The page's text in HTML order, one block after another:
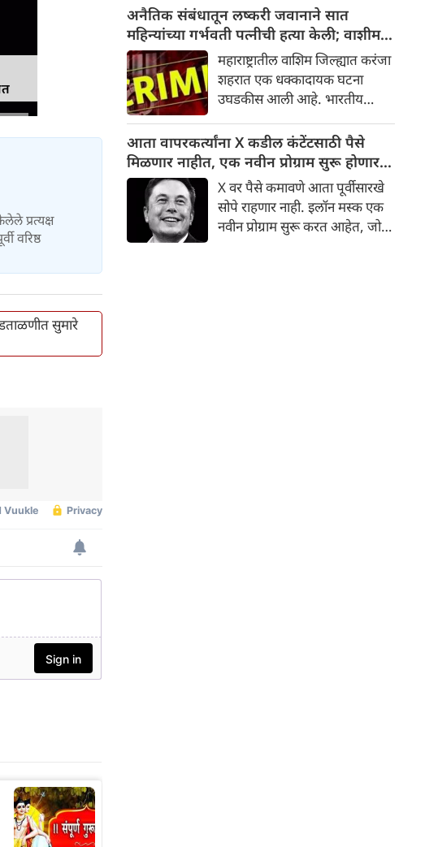
प्रत्यक्ष
वरिष्ठ
सुमारे
मोदी यांची भेट घेणार आहेत. या
बातमीमुळे महाराष्ट्र आणि दिल्लीच्या
राजकीय वर्तुळात खळबळ उडाली
आहे.
अनैतिक संबंधातून लष्करी जवानाने सात
महिन्यांच्या गर्भवती पत्नीची हत्या केली; वाशीम
मधील घटना
महाराष्ट्रातील वाशिम जिल्ह्यात करंजा
शहरात एक धक्कादायक घटना
उघडकीस आली आहे. भारतीय
सात महिन्यांच्या गर्भवती पत्नीची
हत्या केली आहे. पोलिसांनी जवान
आणि त्याच्या आई-वडिलांना अटक
करून हत्येचा गुन्हा दाखल केला
आहे.
आता वापरकर्त्यांना X कडील कंटेंटसाठी पैसे
मिळणार नाहीत, एक नवीन प्रोग्राम सुरू होणार;
ही नवीन अट असणारX वर पैसे कमावणे आता पूर्वीसारखे
सोपे राहणार नाही. इलॉन मस्क एक
नवीन प्रोग्राम सुरू करत आहेत, जो